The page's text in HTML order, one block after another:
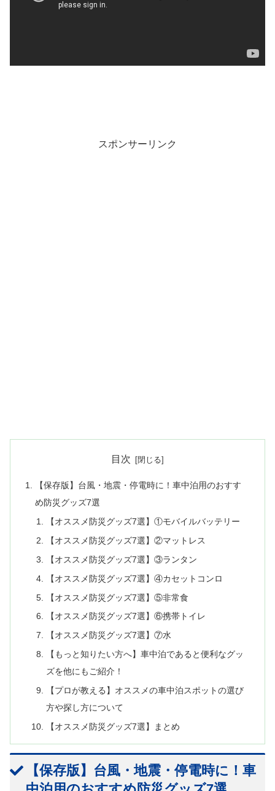
スポンサーリンク
目次
【保存版】台風・地震・停電時に！車中泊用のおすす
め防災グッズ7選
【オススメ防災グッズ7選】①モバイルバッテリー
【オススメ防災グッズ7選】②マットレス
【オススメ防災グッズ7選】③ランタン
【オススメ防災グッズ7選】④カセットコンロ
【オススメ防災グッズ7選】⑤非常食
【オススメ防災グッズ7選】⑥携帯トイレ
【オススメ防災グッズ7選】⑦水
【もっと知りたい方へ】車中泊であると便利なグッ
ズを他にもご紹介！
【プロが教える】オススメの車中泊スポットの選び
方や探し方について
【オススメ防災グッズ7選】まとめ
【保存版】台風・地震・停電時に！車